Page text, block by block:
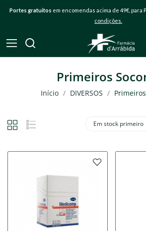
Portes gratuitos em encomendas acima de 49€,
condições.
Primeiros
Início DIVERSOS
Em stock primeiro